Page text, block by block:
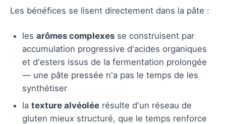
Les bénéfices se lisent directement dans la pâte :
les arômes complexes se construisent par
accumulation progressive d'acides organiques
et d'esters issus de la fermentation prolongée
— une pâte pressée n'a pas le temps de les
synthétiser
la texture alvéolée résulte d'un réseau de
gluten mieux structuré, que le temps renforce